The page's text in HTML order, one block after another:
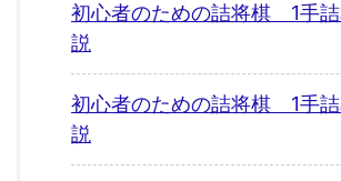
初心者のための詰将棋 1手
説
初心者のための詰将棋 1手
説